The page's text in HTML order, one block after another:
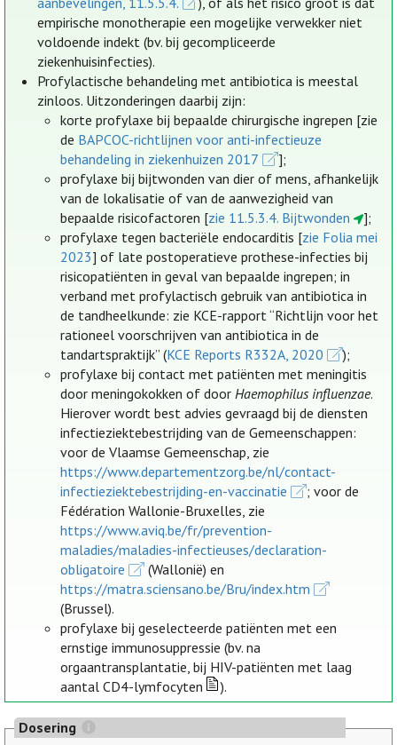
empirische monotherapie een mogelijke verwekker niet
voldoende indekt (bv. bij gecompliceerde
ziekenhuisinfecties).
Profylactische behandeling met antibiotica is meestal
zinloos. Uitzonderingen daarbij zijn:
korte profylaxe bij bepaalde chirurgische ingrepen [zie
de BAPCOC-richtlijnen voor anti-infectieuze
behandeling in ziekenhuizen 2017
];
profylaxe bij bijtwonden van dier of mens, afhankelijk
van de lokalisatie of van de aanwezigheid van
bepaalde risicofactoren [zie 11.5.3.4. Bijtwonden
];
profylaxe tegen bacteriële endocarditis [zie Folia mei
2023] of late postoperatieve prothese-infecties bij
risicopatiënten in geval van bepaalde ingrepen; in
verband met profylactisch gebruik van antibiotica in
de tandheelkunde: zie KCE-rapport “Richtlijn voor het
rationeel voorschrijven van antibiotica in de
tandartspraktijk” (KCE Reports R332A, 2020
);
profylaxe bij contact met patiënten met meningitis
door meningokokken of doorHaemophilus influenzae.
Hierover wordt best advies gevraagd bij de diensten
infectieziektebestrijding van de Gemeenschappen:
voor de Vlaamse Gemeenschap, zie
https://www.departementzorg.be/nl/contact-
infectieziektebestrijding-en-vaccinatie
; voor de
Fédération Wallonie-Bruxelles, zie
https://www.aviq.be/fr/prevention-
maladies/maladies-infectieuses/declaration-
obligatoire
(Wallonië) en
https://matra.sciensano.be/Bru/index.htm
(Brussel).
profylaxe bij geselecteerde patiënten met een
ernstige immunosuppressie (bv. na
orgaantransplantatie, bij HIV-patiënten met laag
aantal CD4-lymfocyten
).
Dosering